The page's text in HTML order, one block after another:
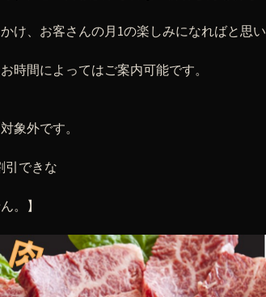
け、お客さんの月1の楽しみになればと思い
時間によってはご案内可能です。
象外です。
す。(割引できな
。】